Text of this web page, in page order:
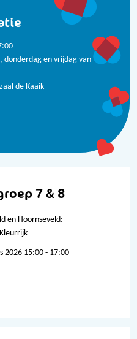
donderdag en vrijdag van
de Kaaik
7 & 8
en Hoornseveld:
2026 15:00 - 17:00